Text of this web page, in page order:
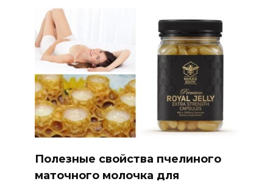
Полезные свойства пчелиного
маточного молочка для